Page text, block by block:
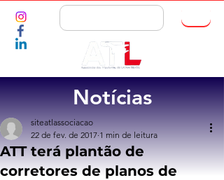
Notícias
ATT terá plantão de
corretores de planos de
siteatlassociacao
22 de fev. de 2017 1 min de leitura